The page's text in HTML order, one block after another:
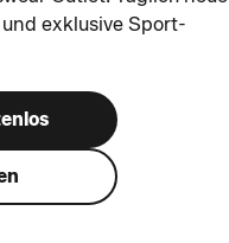
exklusive Sport-